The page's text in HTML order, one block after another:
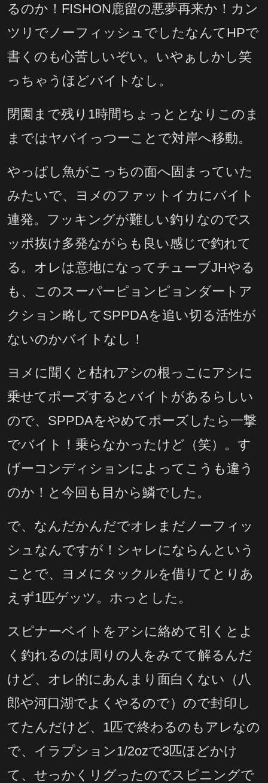
るのか！FISHON鹿留の悪夢再来か！カン
ツリでノーフィッシュでしたなんてHPで
書くのも心苦しいぞい。いやぁしかし笑
っちゃうほどバイトなし。
閉園まで残り1時間ちょっととなりこのま
まではヤバイっつーことで対岸へ移動。
やっぱし魚がこっちの面へ固まっていた
みたいで、ヨメのファットイカにバイト
連発。フッキングが難しい釣りなのでス
ッポ抜け多発ながらも良い感じで釣れて
る。オレは意地になってチューブJHやる
も、このスーパーピョンピョンダートア
クション略してSPPDAを追い切る活性が
ないのかバイトなし！
ヨメに聞くと枯れアシの根っこにアシに
乗せてポーズするとバイトがあるらしい
ので、SPPDAをやめてポーズしたら一撃
でバイト！乗らなかったけど（笑）。す
げーコンディションによってこうも違う
のか！と今回も目から鱗でした。
で、なんだかんだでオレまだノーフィッ
シュなんですが！シャレにならんという
ことで、ヨメにタックルを借りてとりあ
えず1匹ゲッツ。ホっとした。
スピナーベイトをアシに絡めて引くとよ
く釣れるのは周りの人をみてて解るんだ
けど、オレ的にあんまり面白くない（八
郎や河口湖でよくやるので）ので封印し
てたんだけど、1匹で終わるのもアレなの
で、イラプション1/2ozで3匹ほどかけ
て、せっかくリグったのでスピニングで